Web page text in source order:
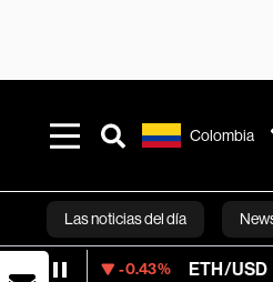
Colombia
Las noticias del día
ETH/USD 1,913.403